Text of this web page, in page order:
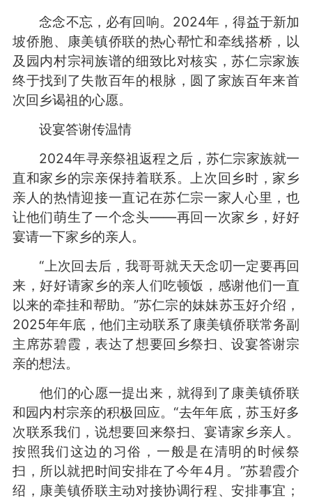
念念不忘，必有回响。2024年，得益于新加
坡侨胞、康美镇侨联的热心帮忙和牵线搭桥，以
及园内村宗祠族谱的细致比对核实，苏仁宗家族
终于找到了失散百年的根脉，圆了家族百年来首
次回乡谒祖的心愿。
设宴答谢传温情
2024年寻亲祭祖返程之后，苏仁宗家族就一
直和家乡的宗亲保持着联系。上次回乡时，家乡
亲人的热情迎接一直记在苏仁宗一家人心里，也
让他们萌生了一个念头——再回一次家乡，好好
宴请一下家乡的亲人。
“上次回去后，我哥哥就天天念叨一定要再回
来，好好请家乡的亲人们吃顿饭，感谢他们一直
以来的牵挂和帮助。”苏仁宗的妹妹苏玉好介绍，
2025年年底，他们主动联系了康美镇侨联常务副
主席苏碧霞，表达了想要回乡祭扫、设宴答谢宗
亲的想法。
他们的心愿一提出来，就得到了康美镇侨联
和园内村宗亲的积极回应。“去年年底，苏玉好多
次联系我们，说想要回来祭扫、宴请家乡亲人。
按照我们这边的习俗，一般是在清明的时候祭
扫，所以就把时间安排在了今年4月。”苏碧霞介
绍，康美镇侨联主动对接协调行程、安排事宜；